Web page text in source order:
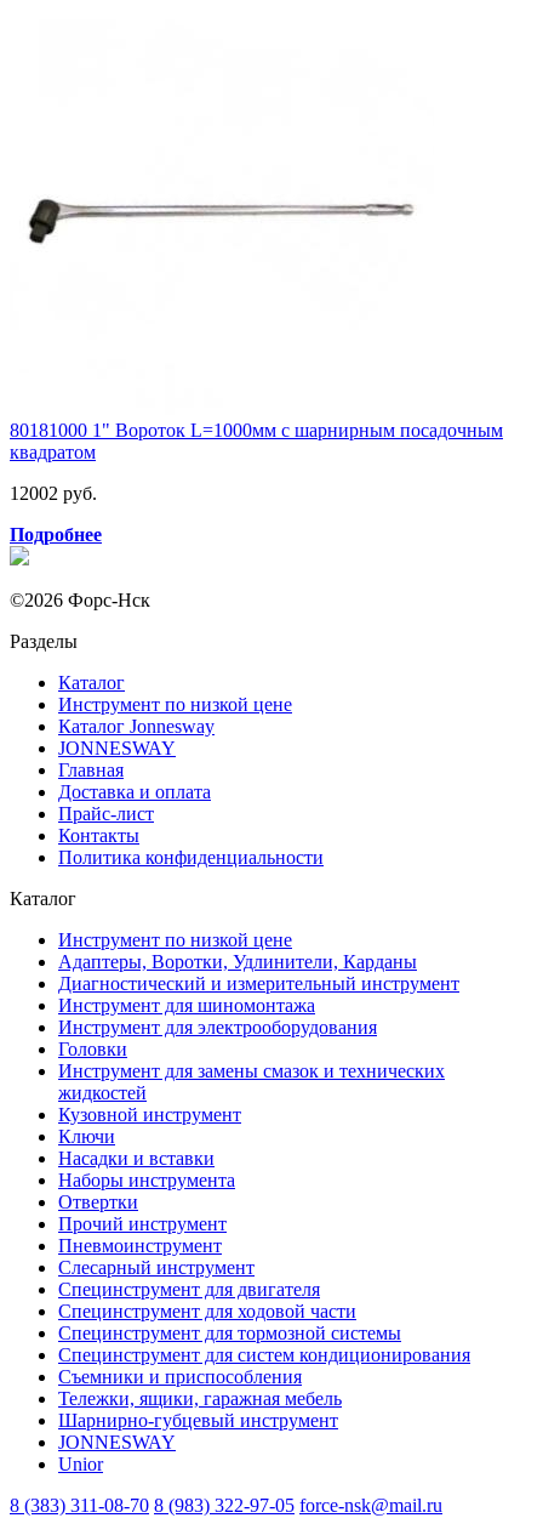
80181000 1" Вороток L=1000мм с шарнирным посадочным
квадратом
12002 руб.
Подробнее
©2026 Форс-Нск
Разделы
Каталог
Инструмент по низкой цене
Каталог Jonnesway
JONNESWAY
Главная
Доставка и оплата
Прайс-лист
Контакты
Политика конфиденциальности
Каталог
Инструмент по низкой цене
Адаптеры, Воротки, Удлинители, Карданы
Диагностический и измерительный инструмент
Инструмент для шиномонтажа
Инструмент для электрооборудования
Головки
Инструмент для замены смазок и технических
жидкостей
Кузовной инструмент
Ключи
Насадки и вставки
Наборы инструмента
Отвертки
Прочий инструмент
Пневмоинструмент
Слесарный инструмент
Специнструмент для двигателя
Специнструмент для ходовой части
Специнструмент для тормозной системы
Специнструмент для систем кондиционирования
Съемники и приспособления
Тележки, ящики, гаражная мебель
Шарнирно-губцевый инструмент
JONNESWAY
Unior
8 (383) 311-08-70 8 (983) 322-97-05 force-nsk@mail.ru